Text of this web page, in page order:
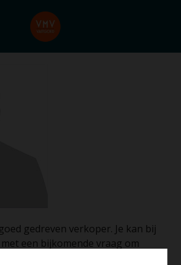
gedreven verkoper. Je kan bij
een bijkomende vraag om
was verkocht in één weekend.